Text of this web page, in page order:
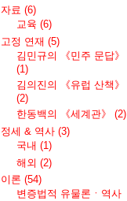
자료 (6)
교육 (6)
고정 연재 (5)
김민규의 《민주 문답》
(1)
김의진의 《유럽 산책》
(2)
한동백의 《세계관》 (2)
정세 & 역사 (3)
국내 (1)
해외 (2)
이론 (54)
변증법적 유물론ㆍ역사